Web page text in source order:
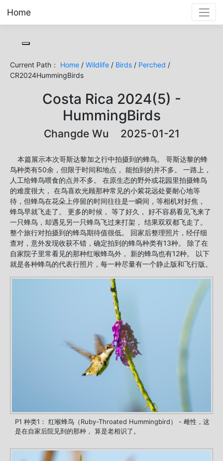
Home
Current Path： Home / Wildlife / Birds / Perched /
CR2024HummingBirds
Costa Rica 2024(5) -
HummingBirds
Changde Wu 2025-01-21
本篇展示本次哥斯达黎加之行中拍摄到的蜂鸟。 哥斯达黎的蜂
鸟种类有50余，但限于时间和地点， 能拍到的并不多。 一路上，
人工给蜂鸟喂食的点并不多。 在原生态的野外或花园里拍摄蜂鸟
的难度很大， 在鸟喜欢光顾那种常见的小紫花远处要耐心地等
待，但蜂鸟在花朵上停留的时间往往是一瞬间，等相机对好焦，
蜂鸟早就飞走了。 更多的时候， 等了好久， 好不容易看见飞来了
一只蜂鸟，却遇见另一只蜂鸟飞过来打架， 结果双双都飞走了。
整个旅行对拍摄到的蜂鸟期待值很低。 回家后整理照片，经仔细
查对，意外发现收获不错，确定拍到的蜂鸟种类有13种。 除了在
自家院子里常看见的那种红喉蜂鸟外， 新的蜂鸟也有12种。 以下
就是各种蜂鸟的代表行照片，每一种尽量有一个静止版和飞行版。
P1 种类1： 红喉蜂鸟（Ruby-Throated Hummingbird） - 雌性，这
是在自家后院见到的那种， 算是老相识了。